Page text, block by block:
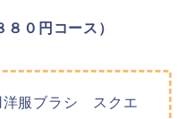
０円コース）
服ブラシ スクエ